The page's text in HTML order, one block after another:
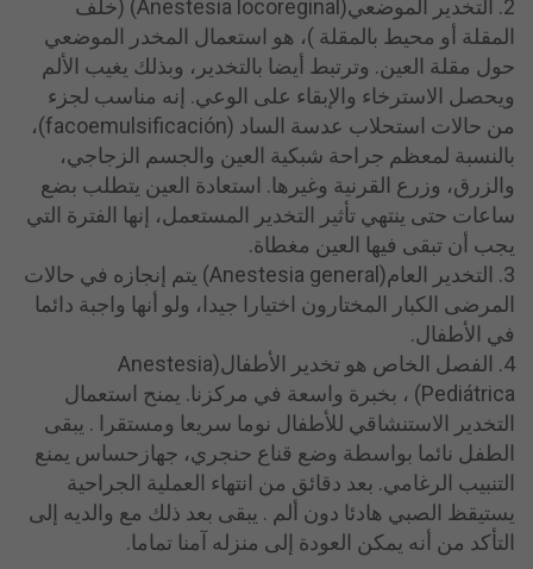
2. التخدير الموضعي(Anestesia locoreginal) (خلف
المقلة أو محيط بالمقلة )، هو استعمال المخدر الموضعي
حول مقلة العين. وترتبط أيضا بالتخدير، وبذلك يغيب الألم
ويحصل الاسترخاء والإبقاء على الوعي. إنه مناسب لجزء
من حالات استحلاب عدسة الساد (facoemulsificación)،
بالنسبة لمعظم جراحة شبكية العين والجسم الزجاجي،
والزرق، وزرع القرنية وغيرها. استعادة العين يتطلب بضع
ساعات حتى ينتهي تأثير التخدير المستعمل، إنها الفترة التي
يجب أن تبقى فيها العين مغطاة.
3. التخدير العام(Anestesia general) يتم إنجازه في حالات
المرضى الكبار المختارون اختيارا جيدا، ولو أنها واجبة دائما
في الأطفال.
4. الفصل الخاص هو تخدير الأطفال(Anestesia
Pediátrica) ، بخبرة واسعة في مركزنا. يمنح استعمال
التخدير الاستنشاقي للأطفال نوما سريعا ومستقرا . يبقى
الطفل نائما بواسطة وضع قناع حنجري، جهازحساس يمنع
التنبيب الرغامي. بعد دقائق من انتهاء العملية الجراحية
يستيقظ الصبي هادئا دون ألم . يبقى بعد ذلك مع والديه إلى
التأكد من أنه يمكن العودة إلى منزله آمنا تماما.